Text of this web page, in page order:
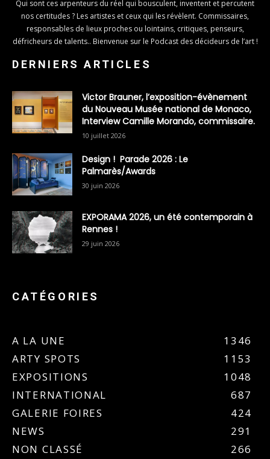
Qui sont ces arpenteurs du réel qui bousculent, inventent et percutent
nos certitudes ? Les artistes et ceux qui les révèlent. Commissaires,
responsables de lieux proches ou lointains, critiques, penseurs,
défricheurs de talents.. Bienvenue sur le Podcast des décideurs de l’art !
DERNIERS ARTICLES
Victor Brauner, l’exposition-évènement
du Nouveau Musée national de Monaco,
Interview Camille Morando, commissaire.
10 juillet 2026
Design ! Parade 2026 : Le
Palmarès/Awards
30 juin 2026
EXPORAMA 2026, un été contemporain à
Rennes !
29 juin 2026
CATÉGORIES
A LA UNE
1346
ARTY SPOTS
1153
EXPOSITIONS
1048
INTERNATIONAL
687
GALERIE FOIRES
424
NEWS
291
NON CLASSÉ
266